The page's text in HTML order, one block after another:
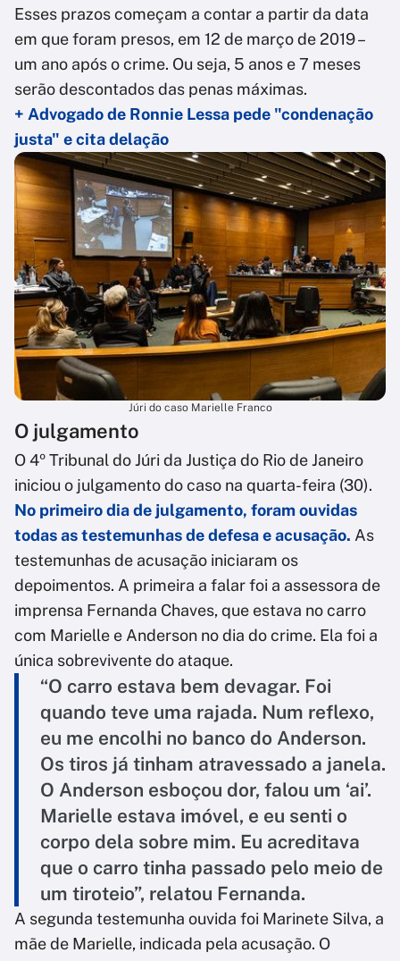
Esses prazos começam a contar a partir da data
em que foram presos, em 12 de março de 2019 –
um ano após o crime. Ou seja, 5 anos e 7 meses
serão descontados das penas máximas.
+ Advogado de Ronnie Lessa pede "condenação
justa" e cita delação
Júri do caso Marielle Franco
O julgamento
O 4º Tribunal do Júri da Justiça do Rio de Janeiro
iniciou o julgamento do caso na quarta-feira (30).
No primeiro dia de julgamento, foram ouvidas
todas as testemunhas de defesa e acusação. As
testemunhas de acusação iniciaram os
depoimentos. A primeira a falar foi a assessora de
imprensa Fernanda Chaves, que estava no carro
com Marielle e Anderson no dia do crime. Ela foi a
única sobrevivente do ataque.
“O carro estava bem devagar. Foi
quando teve uma rajada. Num reflexo,
eu me encolhi no banco do Anderson.
Os tiros já tinham atravessado a janela.
O Anderson esboçou dor, falou um ‘ai’.
Marielle estava imóvel, e eu senti o
corpo dela sobre mim. Eu acreditava
que o carro tinha passado pelo meio de
um tiroteio”, relatou Fernanda.
A segunda testemunha ouvida foi Marinete Silva, a
mãe de Marielle, indicada pela acusação. O